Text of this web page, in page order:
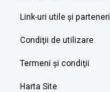
Link-uri utile şi parteneri
Condiţii de utilizare
Termeni şi condiţii
Harta Site